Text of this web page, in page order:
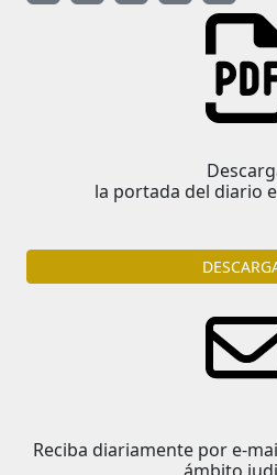
la portada del diario
Reciba diariamente por e-